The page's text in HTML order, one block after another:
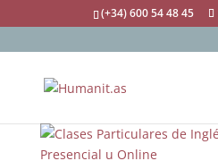
(+34) 600 54 48 45